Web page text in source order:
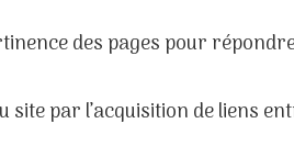
des pages pour
site par l’acquisition de liens